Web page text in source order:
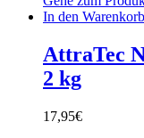
In den Warenkorb
AttraTec
2 kg
17,95€